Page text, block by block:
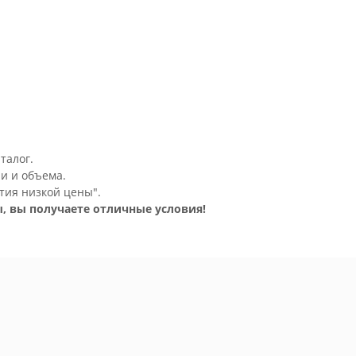
и объема.
низкой цены".
получаете отличные условия!